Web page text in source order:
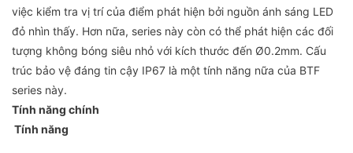
việc kiểm tra vị trí của điểm phát hiện bởi nguồn ánh sáng LED
đỏ nhìn thấy. Hơn nữa, series này còn có thể phát hiện các đối
tượng không bóng siêu nhỏ với kích thước đến Ø0.2mm. Cấu
trúc bảo vệ đáng tin cậy IP67 là một tính năng nữa của BTF
series này.
Tính năng chính
Tính năng